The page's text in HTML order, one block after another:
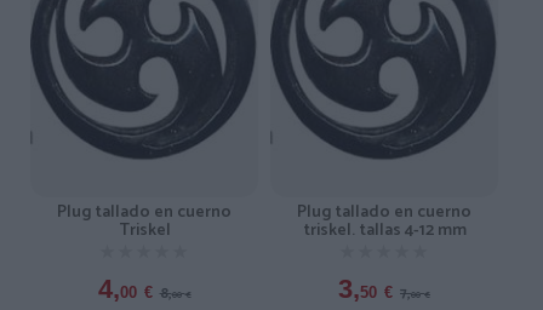
Plug tallado en cuerno
Triskel
4,00 € 8,00 €
Plug tallado en cuerno
triskel. tallas 4-12 mm
3,50 € 7,00 €